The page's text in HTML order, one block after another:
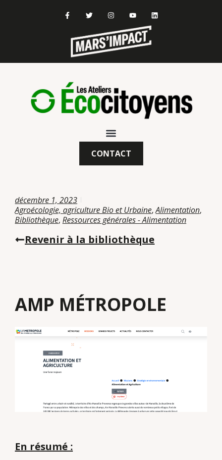
CONTACT
décembre 1, 2023
Agroécologie, agriculture Bio et Urbaine,Alimentation,
Bibliothèque, Ressources générales - Alimentation
Revenir à la bibliothèque
AMP MÉTROPOLE
En résumé :